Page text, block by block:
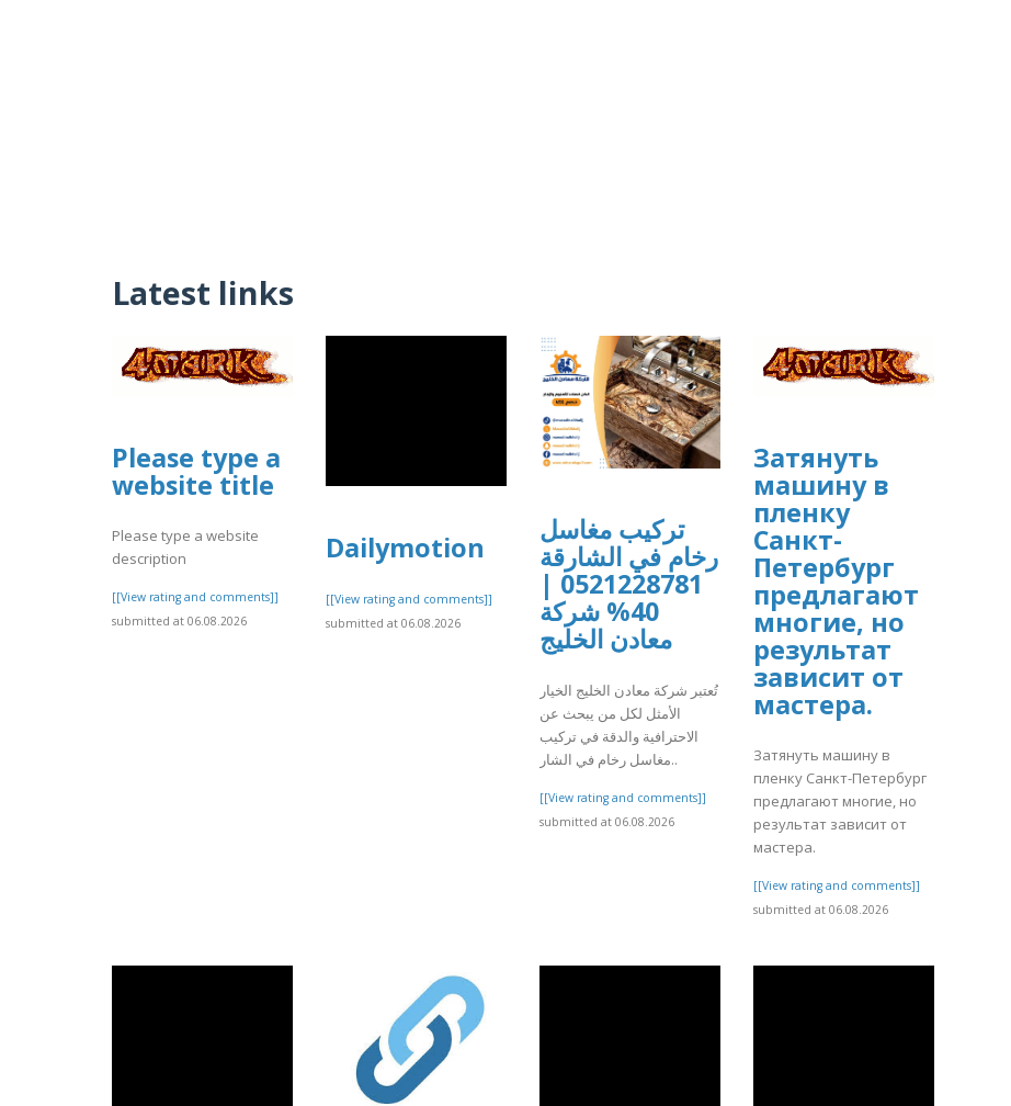
Latest links
Please type a
website title
Please type a website
description
[[View rating and comments]]
submitted at 06.08.2026
Dailymotion
[[View rating and comments]]
submitted at 06.08.2026
تركيب مغاسل
رخام في الشارقة
0521228781 |
40% شركة
معادن الخليج
تُعتبر شركة معادن الخليج الخيار
الأمثل لكل من يبحث عن
الاحترافية والدقة في تركيب
مغاسل رخام في الشار..
[[View rating and comments]]
submitted at 06.08.2026
Затянуть
машину в
пленку
Санкт-
Петербург
предлагают
многие, но
результат
зависит от
мастера.
Затянуть машину в
пленку Санкт-Петербург
предлагают многие, но
результат зависит от
мастера.
[[View rating and comments]]
submitted at 06.08.2026